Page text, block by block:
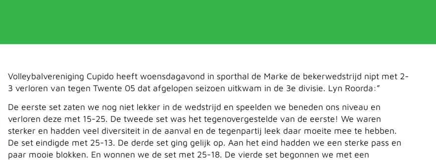
Volleybalvereniging Cupido heeft woensdagavond in sporthal de Marke de bekerwedstrijd nipt met 2-
3 verloren van tegen Twente 05 dat afgelopen seizoen uitkwam in de 3e divisie. Lyn Roorda:”
De eerste set zaten we nog niet lekker in de wedstrijd en speelden we beneden ons niveau en
verloren deze met 15-25. De tweede set was het tegenovergestelde van de eerste! We waren
sterker en hadden veel diversiteit in de aanval en de tegenpartij leek daar moeite mee te hebben.
De set eindigde met 25-13. De derde set ging gelijk op. Aan het eind hadden we een sterke pass en
paar mooie blokken. En wonnen we de set met 25-18. De vierde set begonnen we met een